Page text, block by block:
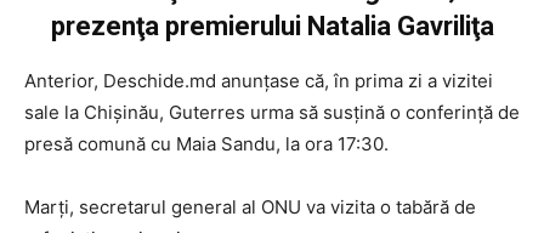
prezenţa premierului Natalia Gavriliţa
Anterior, Deschide.md anunţase că, în prima zi a vizitei
sale la Chişinău, Guterres urma să susţină o conferinţă de
presă comună cu Maia Sandu, la ora 17:30.
Marţi, secretarul general al ONU va vizita o tabără de